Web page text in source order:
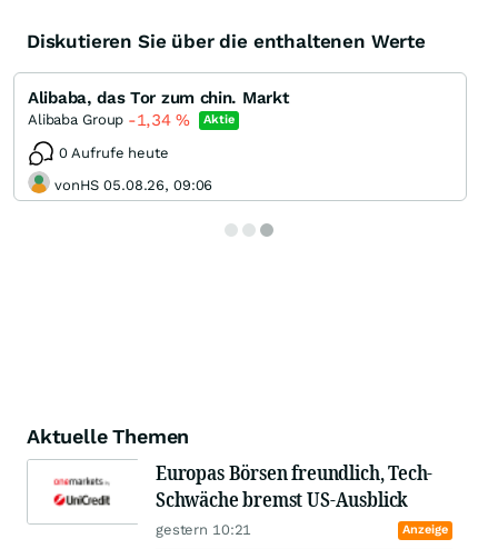
Diskutieren Sie über die enthaltenen Werte
Alibaba, das Tor zum chin. Markt
Alibaba Group -1,34% Aktie
0 Aufrufe heute
vonHS 05.08.26, 09:06
Aktuelle Themen
Europas Börsen freundlich, Tech-
Schwäche bremst US-Ausblick
gestern 10:21 Anzeige